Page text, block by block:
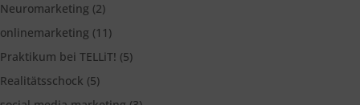
Neuromarketing (2)
onlinemarketing (11)
Praktikum bei TELLiT! (5)
Realitätsschock (5)